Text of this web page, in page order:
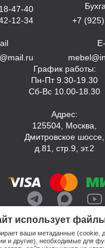
использует
ваши метаданные (cookie,
и другие), необходимые для
47-40
12-34
+7
График работы:
Пн-Пт 9.30-19.30
Сб-Вс 10.00-18.30
Адрес:
125504, Москва,
Дмитровское шоссе,
д.81, стр.9, эт.2